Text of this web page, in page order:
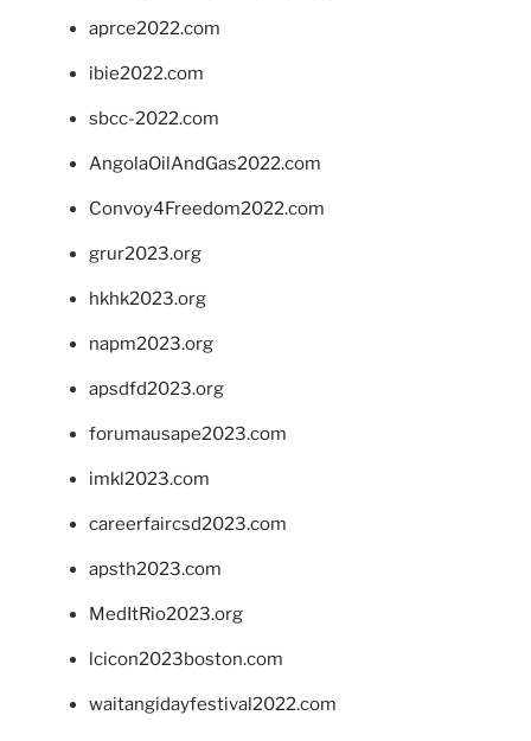
aprce2022.com
ibie2022.com
sbcc-2022.com
AngolaOilAndGas2022.com
Convoy4Freedom2022.com
grur2023.org
hkhk2023.org
napm2023.org
apsdfd2023.org
forumausape2023.com
imkl2023.com
careerfaircsd2023.com
apsth2023.com
MedItRio2023.org
lcicon2023boston.com
waitangidayfestival2022.com